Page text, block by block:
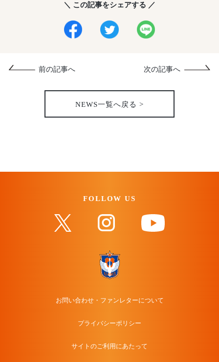
＼ この記事をシェアする ／
NEWS一覧へ戻る >
前の記事へ 次の記事へ
FOLLOW US
お問い合わせ・ファンレターについて
プライバシーポリシー
サイトのご利用にあたって